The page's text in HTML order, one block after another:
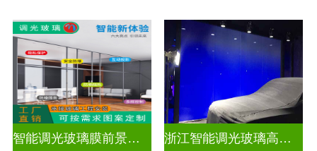
智能调光玻璃膜前景如何 浙江智能调光玻璃高隔间拆装